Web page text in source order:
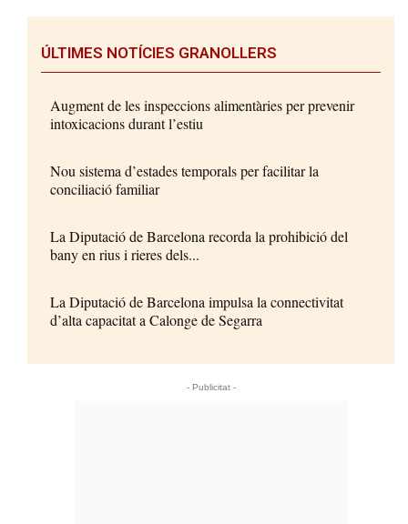
ÚLTIMES NOTÍCIES GRANOLLERS
Augment de les inspeccions alimentàries per prevenir
intoxicacions durant l’estiu
Nou sistema d’estades temporals per facilitar la
conciliació familiar
La Diputació de Barcelona recorda la prohibició del
bany en rius i rieres dels...
La Diputació de Barcelona impulsa la connectivitat
d’alta capacitat a Calonge de Segarra
- Publicitat -